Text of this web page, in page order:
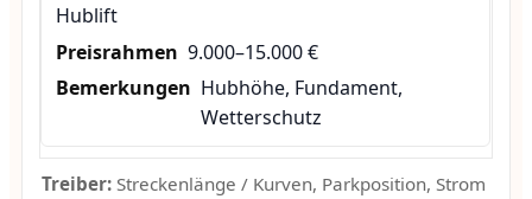
Hublift
9.000–15.000 €
Hubhöhe, Fundament,
Wetterschutz
Treiber:Streckenlänge / Kurven, Parkposition, Strom